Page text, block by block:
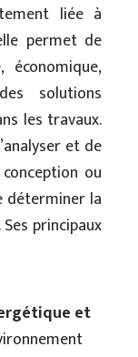
liée à
permet de
solutions
les travaux.
et de
ou
déterminer la
principaux
et